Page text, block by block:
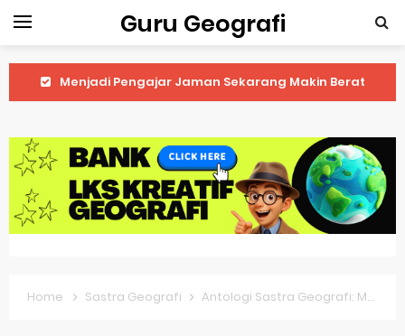
Guru Geografi
Latihan Prediksi Soal OSK Geografi 2026 Part Geografi Ekonomi
Latihan Prediksi Soal OSK Geografi 2026 Part Geografi Budaya
Latihan Prediksi Soal OSK Geografi 2026 Part Dinamika Kota
Pembahasan Soal OSN-K Geografi 2025 No 51-55
Pembahasan Soal OSN-K Geografi 2025 No 41-45
Home Sastra Geografi Antologi Sastra Geografi: Malam di Kota Angin